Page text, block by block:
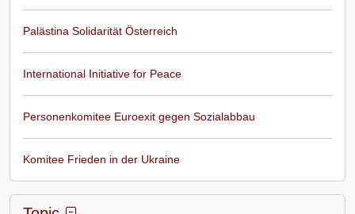
Palästina Solidarität Österreich
International Initiative for Peace
Personenkomitee Euroexit gegen Sozialabbau
Komitee Frieden in der Ukraine